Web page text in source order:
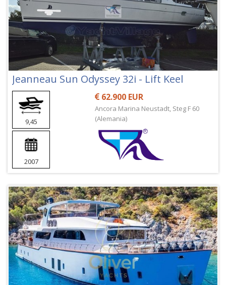
Jeanneau Sun Odyssey 32i - Lift Keel
9,45
2007
62.900 EUR
Ancora Marina Neustadt, Steg F 60
(Alemania)